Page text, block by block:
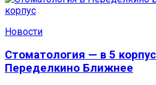
Новости
Стоматология — в 5
Переделкино Ближнее